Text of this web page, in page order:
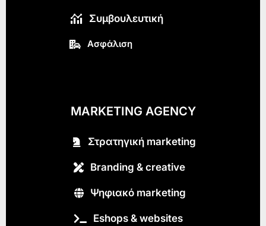
Συμβουλευτική
Ασφάλιση
MARKETING AGENCY
Στρατηγική marketing
Branding & creative
Ψηφιακό marketing
Eshops & websites